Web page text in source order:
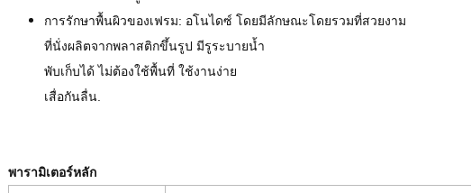
การรักษาพื้นผิวของเฟรม: อโนไดซ์ โดยมีลักษณะโดยรวมที่สวยงาม
ที่นั่งผลิตจากพลาสติกขึ้นรูป มีรูระบายน้ำ
พับเก็บได้ ไม่ต้องใช้พื้นที่ ใช้งานง่าย
เสื่อกันลื่น.
พารามิเตอร์หลัก